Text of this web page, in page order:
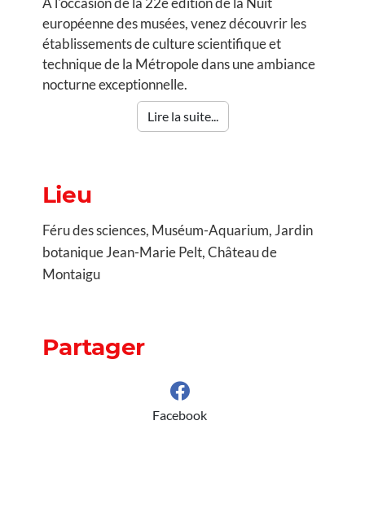
européenne des musées, venez découvrir les
établissements de culture scientifique et
technique de la Métropole dans une ambiance
nocturne exceptionnelle.
Lire la suite...
Lieu
Féru des sciences, Muséum-Aquarium, Jardin
botanique Jean-Marie Pelt, Château de
Montaigu
Partager
Facebook